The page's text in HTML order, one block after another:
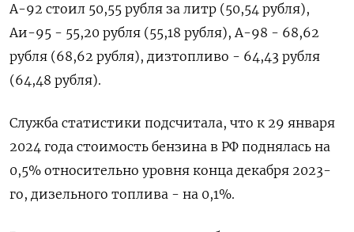
А-92 стоил 50,55 рубля за литр (50,54 рубля),
Аи-95 - 55,20 рубля (55,18 рубля), А-98 - 68,62
рубля (68,62 рубля), дизтопливо - 64,43 рубля
(64,48 рубля).
Служба статистики подсчитала, что к 29 января
2024 года стоимость бензина в РФ поднялась на
0,5% относительно уровня конца декабря 2023-
го, дизельного топлива - на 0,1%.